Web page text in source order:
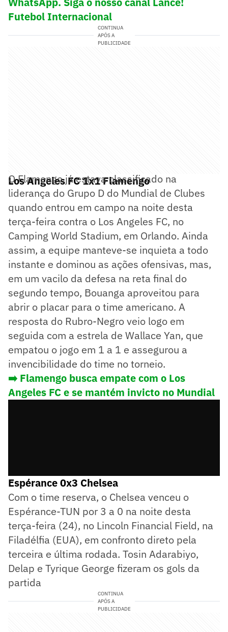
Futebol Internacional
CONTINUA
APÓS A
PUBLICIDADE
Los Angeles FC 1x1 Flamengo
O Flamengo já estava classificado na
liderança do Grupo D do Mundial de Clubes
quando entrou em campo na noite desta
terça-feira contra o Los Angeles FC, no
Camping World Stadium, em Orlando. Ainda
assim, a equipe manteve-se inquieta a todo
instante e dominou as ações ofensivas, mas,
em um vacilo da defesa na reta final do
segundo tempo, Bouanga aproveitou para
abrir o placar para o time americano. A
resposta do Rubro-Negro veio logo em
seguida com a estrela de Wallace Yan, que
empatou o jogo em 1 a 1 e assegurou a
invencibilidade do time no torneio.
➡️ Flamengo busca empate com o Los
Angeles FC e se mantém invicto no Mundial
Espérance 0x3 Chelsea
Com o time reserva, o Chelsea venceu o
Espérance-TUN por 3 a 0 na noite desta
terça-feira (24), no Lincoln Financial Field, na
Filadélfia (EUA), em confronto direto pela
terceira e última rodada. Tosin Adarabiyo,
Delap e Tyrique George fizeram os gols da
partida
CONTINUA
APÓS A
PUBLICIDADE